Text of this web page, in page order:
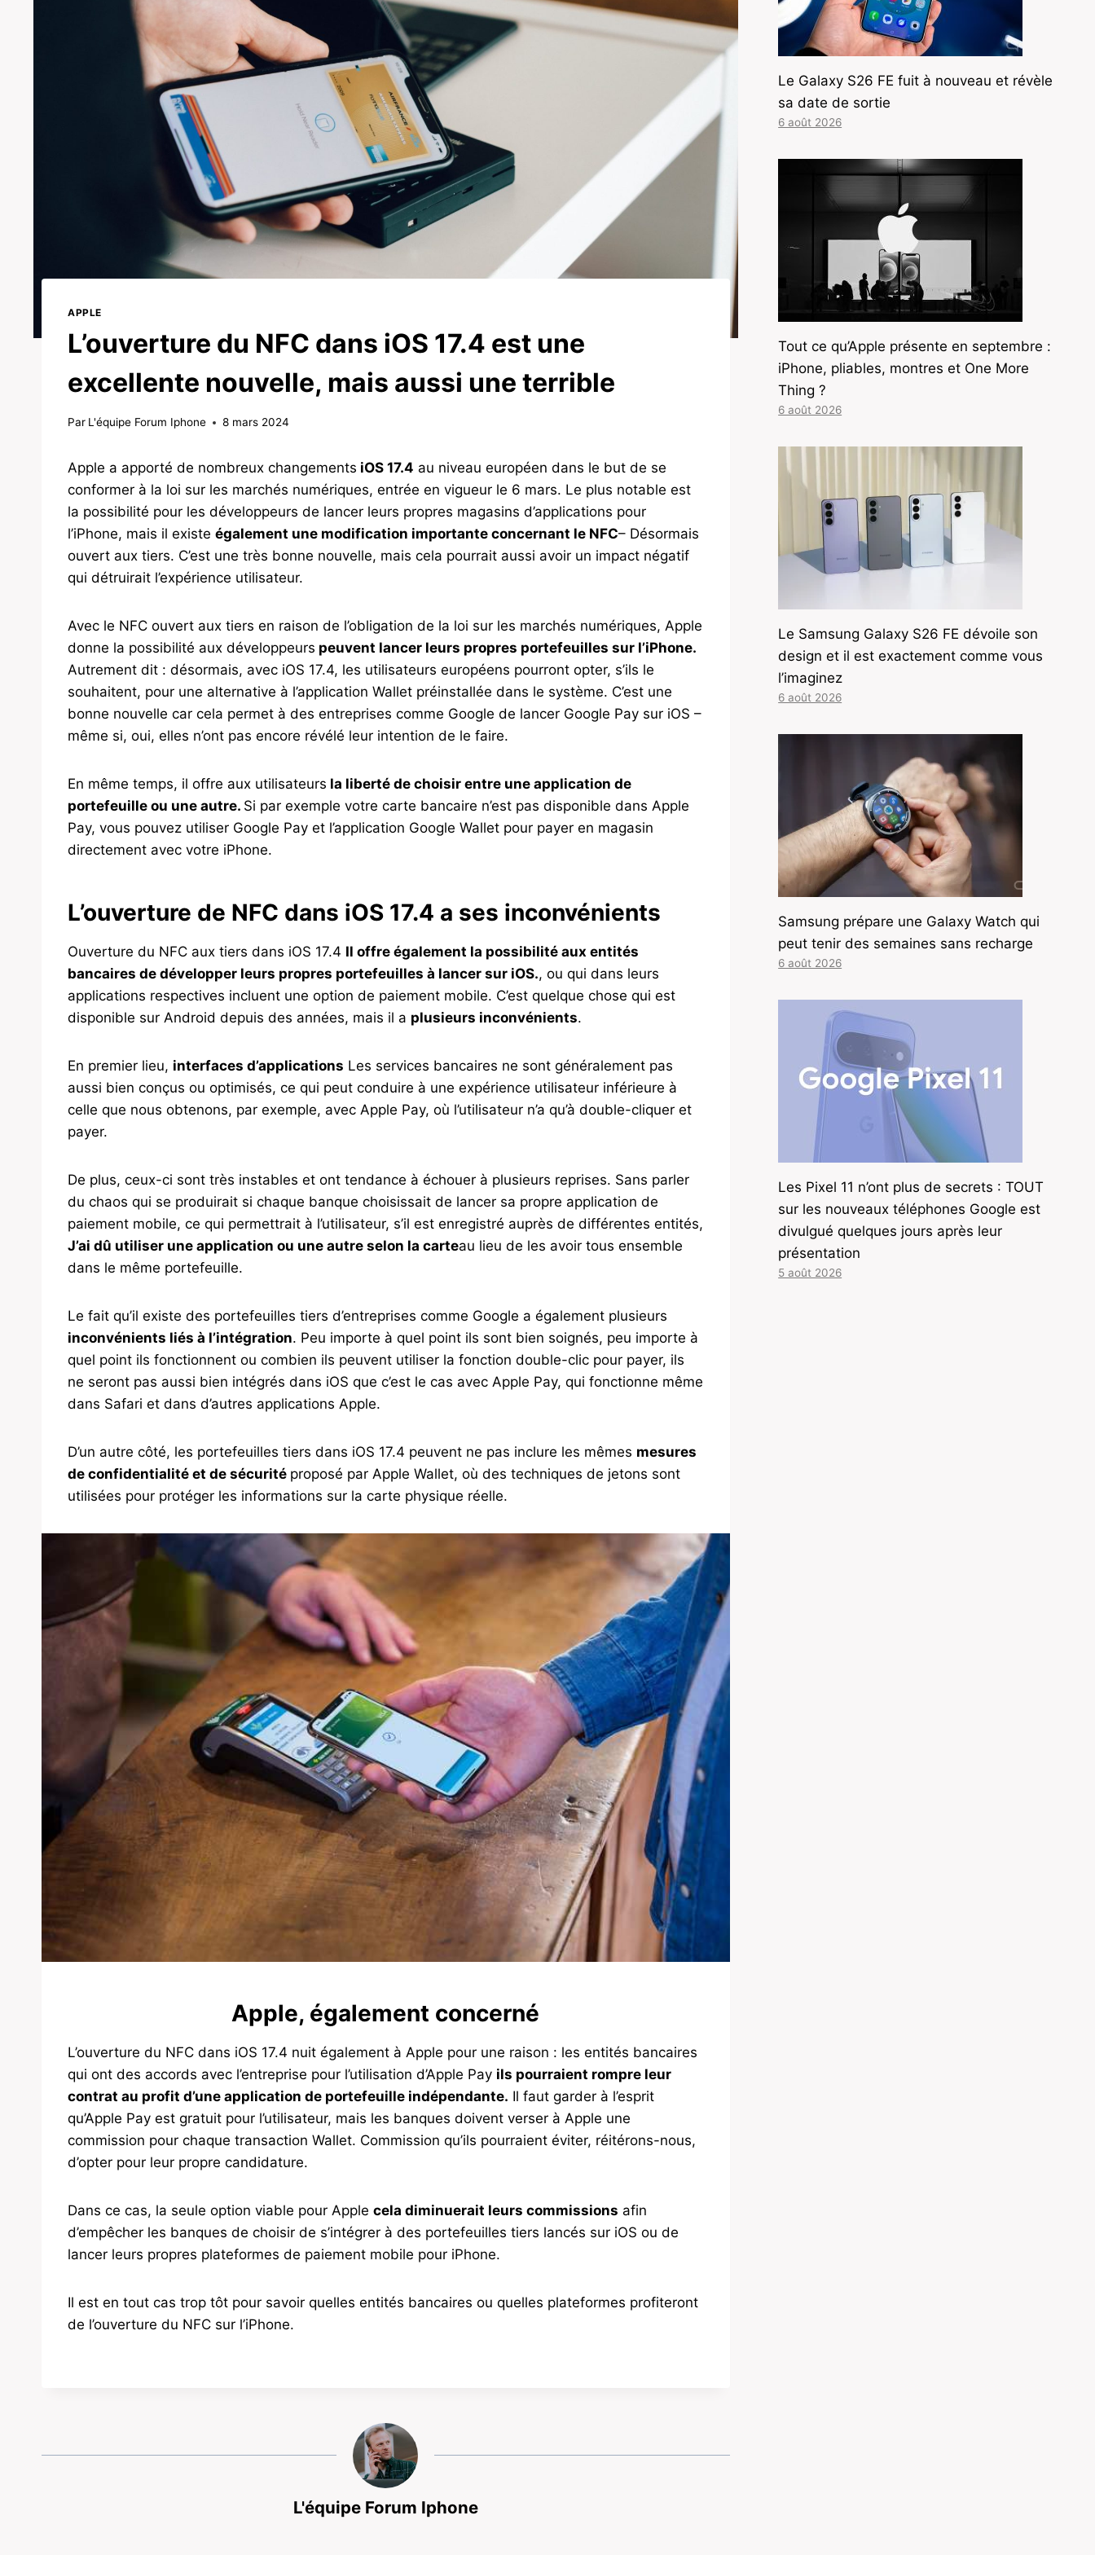
APPLE
L’ouverture du NFC dans iOS 17.4 est une
excellente nouvelle, mais aussi une terrible
Par L'équipe Forum Iphone 8 mars 2024
Apple a apporté de nombreux changements iOS 17.4 au niveau européen dans le but de se
conformer à la loi sur les marchés numériques, entrée en vigueur le 6 mars. Le plus notable est
la possibilité pour les développeurs de lancer leurs propres magasins d’applications pour
l’iPhone, mais il existe également une modification importante concernant le NFC– Désormais
ouvert aux tiers. C’est une très bonne nouvelle, mais cela pourrait aussi avoir un impact négatif
qui détruirait l’expérience utilisateur.
Avec le NFC ouvert aux tiers en raison de l’obligation de la loi sur les marchés numériques, Apple
donne la possibilité aux développeurs peuvent lancer leurs propres portefeuilles sur l’iPhone.
Autrement dit : désormais, avec iOS 17.4, les utilisateurs européens pourront opter, s’ils le
souhaitent, pour une alternative à l’application Wallet préinstallée dans le système. C’est une
bonne nouvelle car cela permet à des entreprises comme Google de lancer Google Pay sur iOS –
même si, oui, elles n’ont pas encore révélé leur intention de le faire.
En même temps, il offre aux utilisateurs la liberté de choisir entre une application de
portefeuille ou une autre. Si par exemple votre carte bancaire n’est pas disponible dans Apple
Pay, vous pouvez utiliser Google Pay et l’application Google Wallet pour payer en magasin
directement avec votre iPhone.
L’ouverture de NFC dans iOS 17.4 a ses inconvénients
Ouverture du NFC aux tiers dans iOS 17.4 Il offre également la possibilité aux entités
bancaires de développer leurs propres portefeuilles à lancer sur iOS., ou qui dans leurs
applications respectives incluent une option de paiement mobile. C’est quelque chose qui est
disponible sur Android depuis des années, mais il a plusieurs inconvénients.
En premier lieu, interfaces d’applications Les services bancaires ne sont généralement pas
aussi bien conçus ou optimisés, ce qui peut conduire à une expérience utilisateur inférieure à
celle que nous obtenons, par exemple, avec Apple Pay, où l’utilisateur n’a qu’à double-cliquer et
payer.
De plus, ceux-ci sont très instables et ont tendance à échouer à plusieurs reprises. Sans parler
du chaos qui se produirait si chaque banque choisissait de lancer sa propre application de
paiement mobile, ce qui permettrait à l’utilisateur, s’il est enregistré auprès de différentes entités,
J’ai dû utiliser une application ou une autre selon la carteau lieu de les avoir tous ensemble
dans le même portefeuille.
Le fait qu’il existe des portefeuilles tiers d’entreprises comme Google a également plusieurs
inconvénients liés à l’intégration. Peu importe à quel point ils sont bien soignés, peu importe à
quel point ils fonctionnent ou combien ils peuvent utiliser la fonction double-clic pour payer, ils
ne seront pas aussi bien intégrés dans iOS que c’est le cas avec Apple Pay, qui fonctionne même
dans Safari et dans d’autres applications Apple.
D’un autre côté, les portefeuilles tiers dans iOS 17.4 peuvent ne pas inclure les mêmes mesures
de confidentialité et de sécurité proposé par Apple Wallet, où des techniques de jetons sont
utilisées pour protéger les informations sur la carte physique réelle.
Apple, également concerné
L’ouverture du NFC dans iOS 17.4 nuit également à Apple pour une raison : les entités bancaires
qui ont des accords avec l’entreprise pour l’utilisation d’Apple Pay ils pourraient rompre leur
contrat au profit d’une application de portefeuille indépendante. Il faut garder à l’esprit
qu’Apple Pay est gratuit pour l’utilisateur, mais les banques doivent verser à Apple une
commission pour chaque transaction Wallet. Commission qu’ils pourraient éviter, réitérons-nous,
d’opter pour leur propre candidature.
Dans ce cas, la seule option viable pour Apple cela diminuerait leurs commissions afin
d’empêcher les banques de choisir de s’intégrer à des portefeuilles tiers lancés sur iOS ou de
lancer leurs propres plateformes de paiement mobile pour iPhone.
Il est en tout cas trop tôt pour savoir quelles entités bancaires ou quelles plateformes profiteront
de l’ouverture du NFC sur l’iPhone.
L'équipe Forum Iphone
Le Galaxy S26 FE fuit à nouveau et révèle
sa date de sortie
6 août 2026
Tout ce qu’Apple présente en septembre :
iPhone, pliables, montres et One More
Thing ?
6 août 2026
Le Samsung Galaxy S26 FE dévoile son
design et il est exactement comme vous
l’imaginez
6 août 2026
Samsung prépare une Galaxy Watch qui
peut tenir des semaines sans recharge
6 août 2026
Les Pixel 11 n’ont plus de secrets : TOUT
sur les nouveaux téléphones Google est
divulgué quelques jours après leur
présentation
5 août 2026